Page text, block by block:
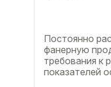
Постоянно
фанерную
требования к
показателей